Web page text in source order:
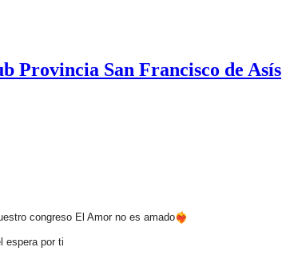
Provincia San Francisco de Asís
congreso El Amor no es amado
espera por ti